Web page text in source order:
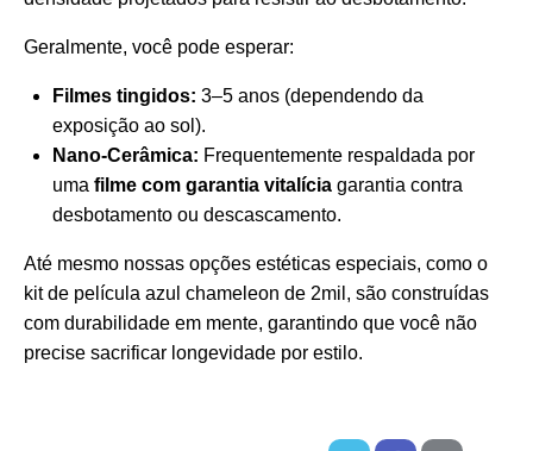
Geralmente, você pode esperar:
Filmes tingidos: 3–5 anos (dependendo da
exposição ao sol).
Nano-Cerâmica: Frequentemente respaldada por
uma filme com garantia vitalícia garantia contra
desbotamento ou descascamento.
Até mesmo nossas opções estéticas especiais, como o
kit de película azul chameleon de 2mil , são construídas
com durabilidade em mente, garantindo que você não
precise sacrificar longevidade por estilo.